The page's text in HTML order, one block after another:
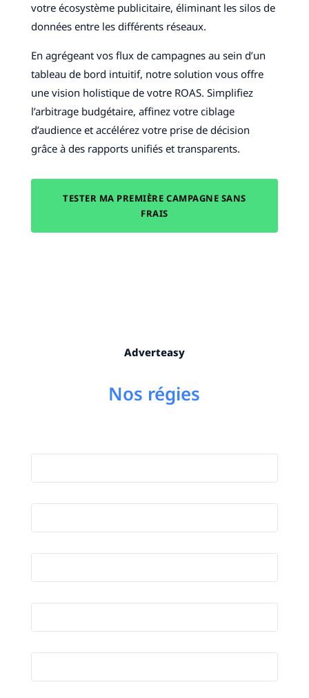
votre écosystème publicitaire, éliminant les silos de
données entre les différents réseaux.
En agrégeant vos flux de campagnes au sein d’un
tableau de bord intuitif, notre solution vous offre
une vision holistique de votre ROAS. Simplifiez
l’arbitrage budgétaire, affinez votre ciblage
d’audience et accélérez votre prise de décision
grâce à des rapports unifiés et transparents.
TESTER MA PREMIÈRE CAMPAGNE SANS
FRAIS
Adverteasy
Nos régies